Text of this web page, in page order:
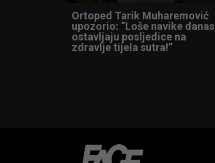
Ortoped Tarik Muharemović
upozorio: “Loše navike danas
ostavljaju posljedice na
zdravlje tijela sutra!”